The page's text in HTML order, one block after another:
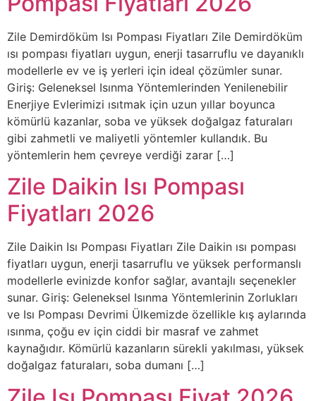
Zile Demirdöküm Isı Pompası Fiyatları Zile Demirdöküm
ısı pompası fiyatları uygun, enerji tasarruflu ve dayanıklı
modellerle ev ve iş yerleri için ideal çözümler sunar.
Giriş: Geleneksel Isınma Yöntemlerinden Yenilenebilir
Enerjiye Evlerimizi ısıtmak için uzun yıllar boyunca
kömürlü kazanlar, soba ve yüksek doğalgaz faturaları
gibi zahmetli ve maliyetli yöntemler kullandık. Bu
yöntemlerin hem çevreye verdiği zarar […]
Zile Daikin Isı Pompası
Fiyatları 2026
Zile Daikin Isı Pompası Fiyatları Zile Daikin ısı pompası
fiyatları uygun, enerji tasarruflu ve yüksek performanslı
modellerle evinizde konfor sağlar, avantajlı seçenekler
sunar. Giriş: Geleneksel Isınma Yöntemlerinin Zorlukları
ve Isı Pompası Devrimi Ülkemizde özellikle kış aylarında
ısınma, çoğu ev için ciddi bir masraf ve zahmet
kaynağıdır. Kömürlü kazanların sürekli yakılması, yüksek
doğalgaz faturaları, soba dumanı […]